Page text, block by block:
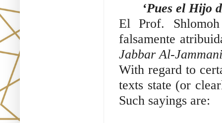
‘Pues el Hijo
El Prof.
falsamente
Jabbar Al-Jammani
With regard to
texts state (or
Such sayings are: